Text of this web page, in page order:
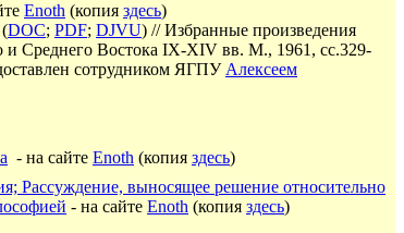
Enoth (копия здесь)
DOC; PDF; DJVU) // Избранные произведения
и Среднего Востока IX-XIV вв. М., 1961, сс.329-
сотрудником ЯГПУ Алексеем
- на сайте Enoth (копия здесь)
Рассуждение, выносящее решение относительно
- на сайте Enoth (копия здесь)